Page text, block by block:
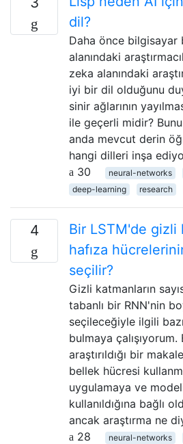
dil?
Daha önce bilgisayar
alanındaki
zeka alanındaki
iyi bir dil olduğunu
sinir ağlarının
ile geçerli midir?
anda mevcut derin
hangi dilleri inşa
30
neural-networks
deep-learning
research
4
Bir LSTM'de gizli
hafıza
seçilir?
Gizli katmanların
tabanlı bir RNN'nin
seçileceğiyle ilgili
bulmaya çalışıyorum.
araştırıldığı bir
bellek hücresi
uygulamaya ve
kullanıldığına bağlı
ancak araştırma ne
28
neural-networks